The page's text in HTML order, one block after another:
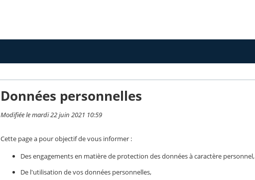
Données personnelles
Modifiée le mardi 22 juin 2021 10:59
Cette page a pour objectif de vous informer :
Des engagements en matière de protection des données à caractère personnel,
De l'utilisation de vos données personnelles,